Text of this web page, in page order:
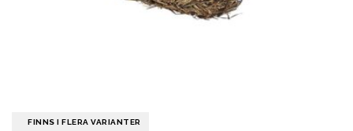
FINNS I FLERA VARIANTER